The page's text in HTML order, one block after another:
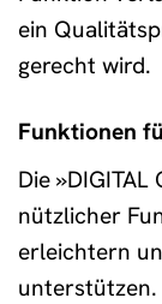
ein
gerecht wird.
Funktionen
Die
nützlicher
erleichtern
unterstützen.